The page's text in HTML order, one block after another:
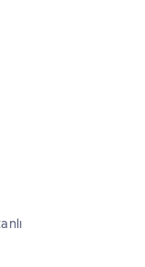
основе 2 оценок
основе 2 оценок